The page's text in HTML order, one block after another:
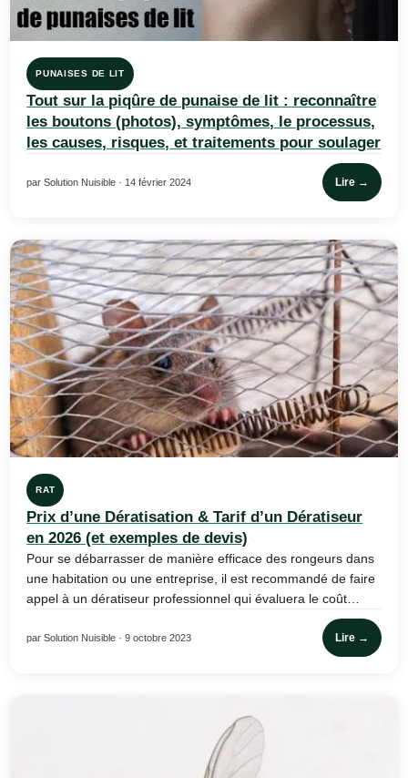
PUNAISES DE LIT
Tout sur la piqûre de punaise de lit : reconnaître
les boutons (photos), symptômes, le processus,
les causes, risques, et traitements pour soulager
par Solution Nuisible · 14 février 2024 Lire →
RAT
Prix d’une Dératisation & Tarif d’un Dératiseur
en 2026 (et exemples de devis)
Pour se débarrasser de manière efficace des rongeurs dans
une habitation ou une entreprise, il est recommandé de faire
appel à un dératiseur professionnel qui évaluera le coût…
par Solution Nuisible · 9 octobre 2023 Lire →